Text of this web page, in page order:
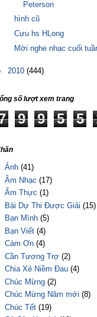
Peterson
hình cũ
Cựu hs HLong
Mời nghe nhạc cuối
2010 (444)
số lượt xem trang
9 9 5 5
Ảnh (41)
Âm Nhạc (17)
Ẩm Thực (1)
Bài Dự Thi Được Giải (15)
Bạn Mình (5)
Bạn Viết (4)
Cám Ơn (4)
Cần Tương Trợ (2)
Chia Xẻ Niềm Đau (4)
Chúc Mừng (2)
Chúc Mừng Năm mới (8)
Chúc Tết (19)